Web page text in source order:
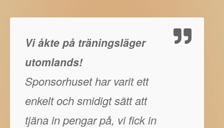
Vi åkte på träningsläger
utomlands!
Sponsorhuset har varit ett
enkelt och smidigt sätt att
tjäna in pengar på, vi fick in